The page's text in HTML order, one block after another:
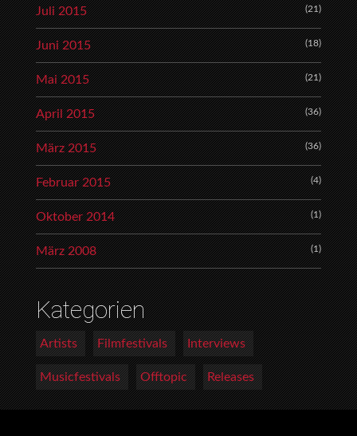
Juli 2015 (21)
Juni 2015 (18)
Mai 2015 (21)
April 2015 (36)
März 2015 (36)
Februar 2015 (4)
Oktober 2014 (1)
März 2008 (1)
Kategorien
Artists Filmfestivals Interviews
Musicfestivals Offtopic Releases